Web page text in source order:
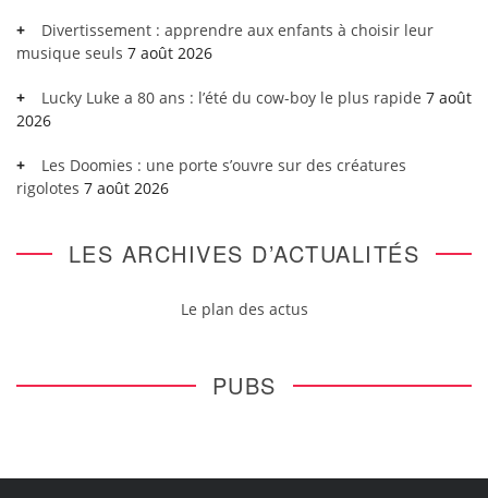
Divertissement : apprendre aux enfants à choisir leur
musique seuls 7 août 2026
Lucky Luke a 80 ans : l’été du cow-boy le plus rapide 7 août
2026
Les Doomies : une porte s’ouvre sur des créatures
rigolotes 7 août 2026
LES ARCHIVES D’ACTUALITÉS
Le plan des actus
PUBS